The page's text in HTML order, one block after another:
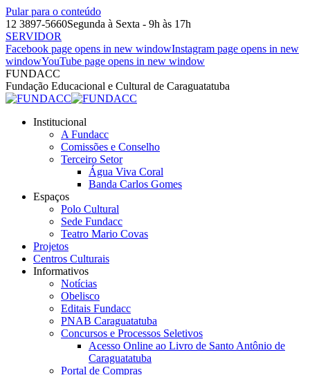
Pular para o conteúdo
12 3897-5660Segunda à Sexta - 9h às 17h
SERVIDOR
Facebook page opens in new windowInstagram page opens in new
windowYouTube page opens in new window
FUNDACC
Fundação Educacional e Cultural de Caraguatatuba
Institucional
A Fundacc
Comissões e Conselho
Terceiro Setor
Água Viva Coral
Banda Carlos Gomes
Espaços
Polo Cultural
Sede Fundacc
Teatro Mario Covas
Projetos
Centros Culturais
Informativos
Notícias
Obelisco
Editais Fundacc
PNAB Caraguatatuba
Concursos e Processos Seletivos
Acesso Online ao Livro de Santo Antônio de
Caraguatatuba
Portal de Compras